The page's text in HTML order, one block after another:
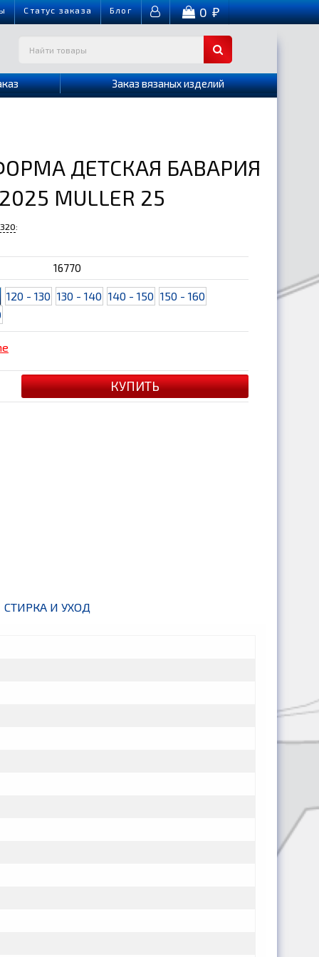
Cтатус заказа Блог 0₽
Заказ вязаных изделий
ДЕТСКАЯ БАВАРИЯ
MULLER 25
:
16770
120 - 130 130 - 140 140 - 150 150 - 160
СТИРКА И УХОД